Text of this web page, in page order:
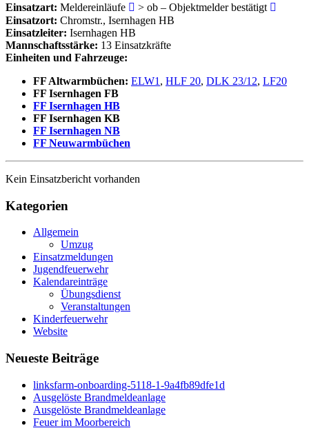
Einsatzart: Meldereinläufe
> ob – Objektmelder bestätigt
Einsatzort: Chromstr., Isernhagen HB
Einsatzleiter: Isernhagen HB
Mannschaftsstärke: 13 Einsatzkräfte
Einheiten und Fahrzeuge:
FF Altwarmbüchen: ELW1 , HLF 20, DLK 23/12, LF20
FF Isernhagen FB
FF Isernhagen HB
FF Isernhagen KB
FF Isernhagen NB
FF Neuwarmbüchen
Kein Einsatzbericht vorhanden
Kategorien
Allgemein
Umzug
Einsatzmeldungen
Jugendfeuerwehr
Kalendareinträge
Übungsdienst
Veranstaltungen
Kinderfeuerwehr
Website
Neueste Beiträge
linksfarm-onboarding-5118-1-9a4fb89dfe1d
Ausgelöste Brandmeldeanlage
Ausgelöste Brandmeldeanlage
Feuer im Moorbereich